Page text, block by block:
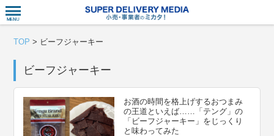
TOP > ビーフジャーキー
ビーフジャーキー
お酒の時間を格上げするおつまみ
の王道といえば……「テング」の
「ビーフジャーキー」をじっくり
と味わってみた